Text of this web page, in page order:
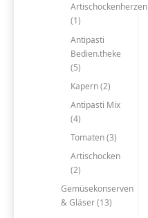
Artischockenherzen
(1)
Antipasti
Bedien.theke
(5)
Kapern (2)
Antipasti Mix
(4)
Tomaten (3)
Artischocken
(2)
Gemüsekonserven
& Gläser (13)